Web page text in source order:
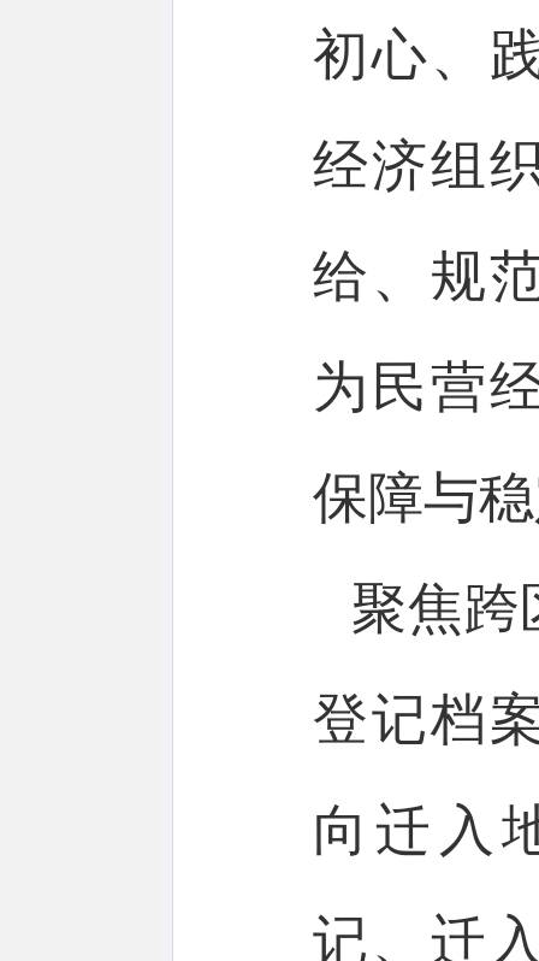
初心、
经济组
给、规
为民营
保障与
聚焦跨
登记档
向迁入
记、迁